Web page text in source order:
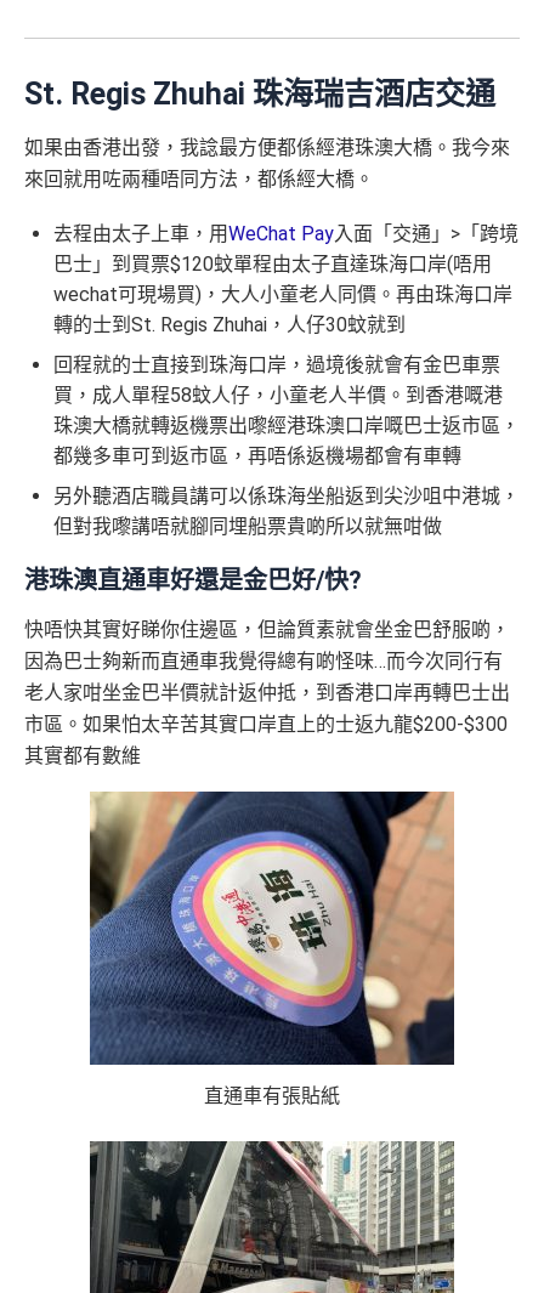
St. Regis Zhuhai 珠海瑞吉酒店交通
如果由香港出發，我諗最方便都係經港珠澳大橋。我今來
來回就用咗兩種唔同方法，都係經大橋。
去程由太子上車，用WeChat Pay入面「交通」>「跨境
巴士」到買票$120蚊單程由太子直達珠海口岸(唔用
wechat可現場買)，大人小童老人同價。再由珠海口岸
轉的士到St. Regis Zhuhai，人仔30蚊就到
回程就的士直接到珠海口岸，過境後就會有金巴車票
買，成人單程58蚊人仔，小童老人半價。到香港嘅港
珠澳大橋就轉返機票出嚟經港珠澳口岸嘅巴士返市區，
都幾多車可到返市區，再唔係返機場都會有車轉
另外聽酒店職員講可以係珠海坐船返到尖沙咀中港城，
但對我嚟講唔就腳同埋船票貴啲所以就無咁做
港珠澳直通車好還是金巴好/快?
快唔快其實好睇你住邊區，但論質素就會坐金巴舒服啲，
因為巴士夠新而直通車我覺得總有啲怪味…而今次同行有
老人家咁坐金巴半價就計返仲抵，到香港口岸再轉巴士出
市區。如果怕太辛苦其實口岸直上的士返九龍$200-$300
其實都有數維
直通車有張貼紙